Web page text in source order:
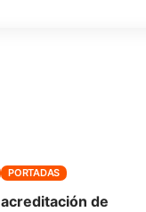
PORTADAS
de